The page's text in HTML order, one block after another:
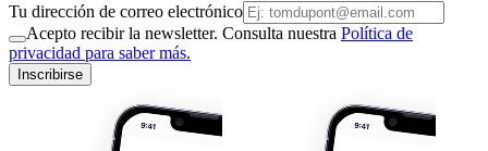
Tu dirección de correo electrónico
Acepto recibir la newsletter. Consulta nuestra Política de
privacidad para saber más.
Inscribirse